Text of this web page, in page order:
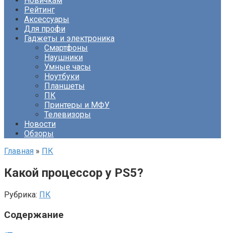
Рейтинг
Аксессуары
Для профи
Гаджеты и электроника
Смартфоны
Наушники
Умные часы
Ноутбуки
Планшеты
ПК
Принтеры и МФУ
Телевизоры
Новости
Обзоры
Главная » ПК
Какой процессор у PS5?
Рубрика: ПК
Содержание